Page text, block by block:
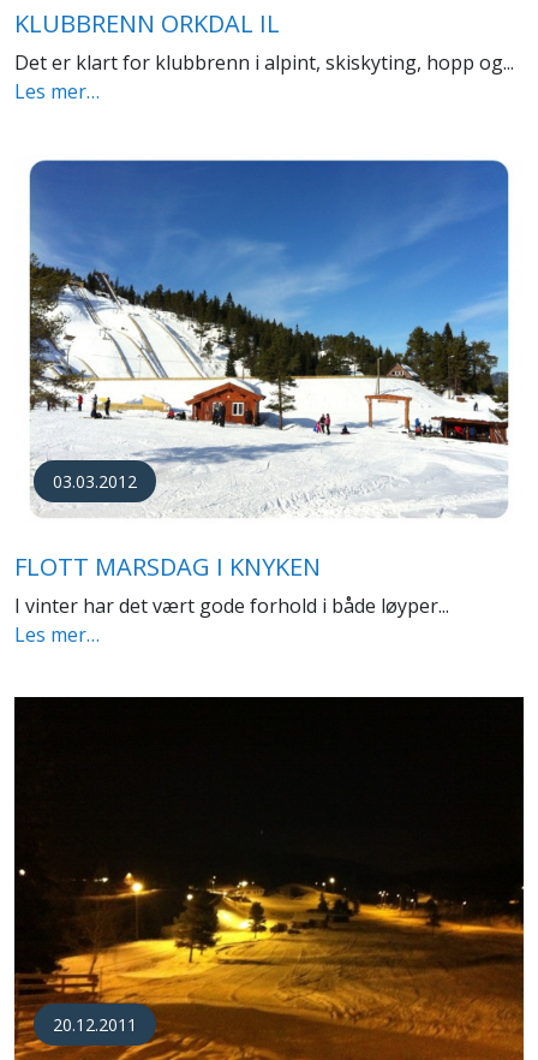
KLUBBRENN ORKDAL IL
Det er klart for klubbrenn i alpint, skiskyting, hopp og...
Les mer…
03.03.2012
FLOTT MARSDAG I KNYKEN
I vinter har det vært gode forhold i både løyper...
Les mer…
20.12.2011